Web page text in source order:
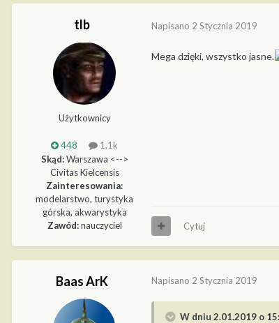
tlb
Użytkownicy
448
1,1k
Skąd:Warszawa <-->
Civitas Kielcensis
Zainteresowania:
modelarstwo, turystyka
górska, akwarystyka
Zawód:nauczyciel
Napisano 2 Stycznia 2019
Mega dzięki, wszystko jasne.
Cytuj
Baas ArK Napisano 2 Stycznia 2019
W dniu 2.01.2019 o